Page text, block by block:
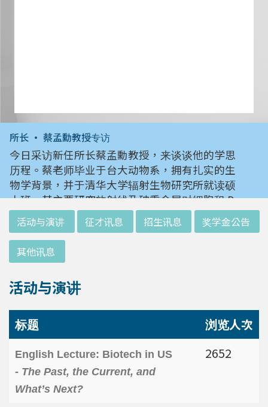
所长 • 蔡孟勳教授专访
今日采访新任所长蔡孟勳教授，来谈谈他的学思
历程。蔡老师毕业于台大动物系，拥有扎实的生
物学背景，并于清华大学辐射生物研究所就读硕
士班。其主要研究放射线及砷重金属对细胞和 D
NA 的伤害及细胞表型的改变。就读阳明大学博
士班时，选定研究长期暴露于低剂量辐射钢筋下
对人体的影响，并比较其他国家高剂量暴露下的
不同影响。在美国国家卫生研究院从事博士后研
金属以及辐射线等对肿瘤细胞的影响，同时有效
师于1996年回到台湾大学任教后，继续以生物
芯片搭配生物资讯等为工具，开发专一性生物指
标，应用于精准农业以及侦测癌细胞转移或复发
等在精准医疗上的应用。同时，蔡老师运用次世
代定序了解台湾乳癌病患中基因体中的变异以及
演化，试图了解癌症复发机制。同时透过次世代
活动与演讲 征才讯息 招生讯息 奖学金公告
其他讯息
活动与演讲
标题 浏览人次
English Lecture: Biotech in US
- The Past, the Current, and
What’s Next?
2652